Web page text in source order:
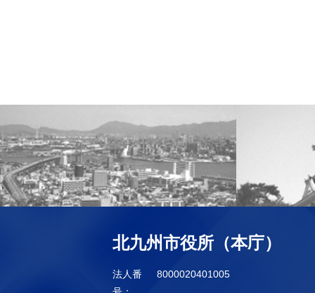
北九州市役所（本庁）
法人番
8000020401005